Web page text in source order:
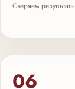
Сверяем
06